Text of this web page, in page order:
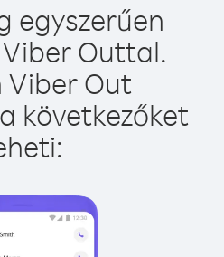
egyszerűen
Outtal.
Viber Out
következőket